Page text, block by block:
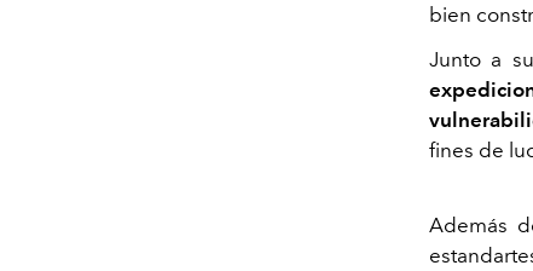
bien
Junto a
fines de
Además